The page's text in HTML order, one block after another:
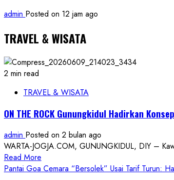
admin Posted on 12 jam ago
TRAVEL & WISATA
2 min read
TRAVEL & WISATA
ON THE ROCK Gunungkidul Hadirkan
admin Posted on 2 bulan ago
WARTA-JOGJA.COM, GUNUNGKIDUL, DIY –
Read More
more
Pantai Goa Cemara “Bersolek” Usai Tarif Turun: